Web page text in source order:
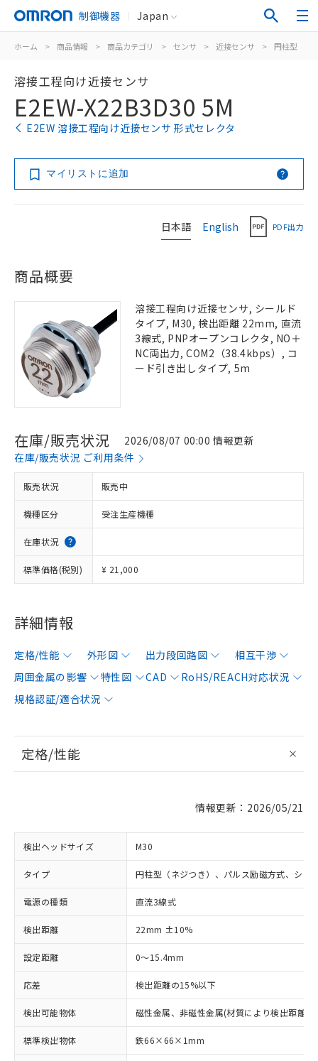
制御機器 Japan
ホーム > 商品情報 > 商品カテゴリ > センサ > 近接センサ > 円柱型
溶接工程向け近接センサ
E2EW-X22B3D30 5M
E2EW 溶接工程向け近接センサ 形式セレクタ
マイリストに追加
日本語 English PDF出力
商品概要
溶接工程向け近接センサ, シールド
タイプ, M30, 検出距離 22mm, 直流
3線式, PNPオープンコレクタ, NO＋
NC両出力, COM2（38.4kbps）, コ
ード引き出しタイプ, 5m
在庫/販売状況
2026/08/07 00:00 情報更新
在庫/販売状況 ご利用条件
販売状況 販売中
機種区分 受注生産機種
在庫状況
標準価格(税別) ¥ 21,000
詳細情報
定格/性能 外形図 出力段回路図
相互干渉
周囲金属の影響
特性図 CAD
RoHS/REACH対応状況
規格認証/適合状況
定格/性能
情報更新：2026/05/21
検出ヘッドサイズ M30
タイプ 円柱型（ネジつき）、パルス励磁方式、シー
電源の種類 直流3線式
検出距離 22mm ±10%
設定距離 0～15.4mm
応差 検出距離の15%以下
検出可能物体 磁性金属、非磁性金属(材質により検出距離が
標準検出物体 鉄66×66×1mm